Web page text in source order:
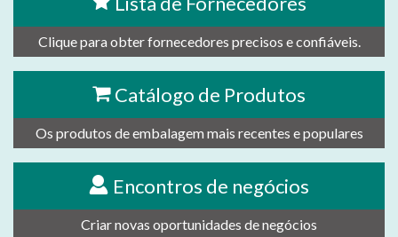
Clique para obter fornecedores precisos e confiáveis.
Catálogo de Produtos
Os produtos de embalagem mais recentes e populares
Encontros de negócios
Criar novas oportunidades de negócios